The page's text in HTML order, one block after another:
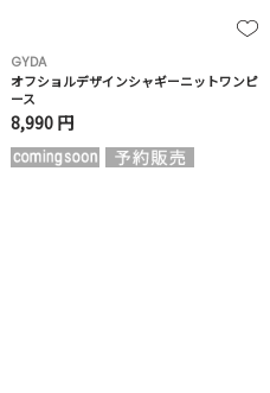
GYDA
オフショルデザインシャギーニットワンピ
ース
8,990 円